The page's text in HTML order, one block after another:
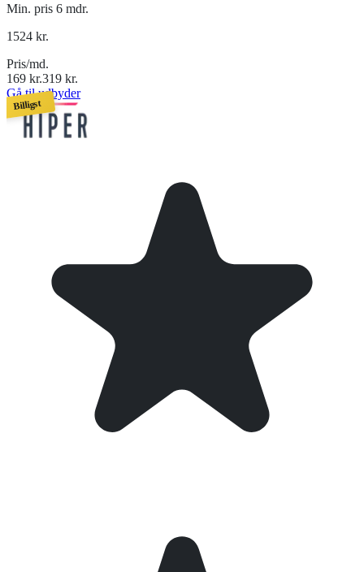
Min. pris 6 mdr.
1524 kr.
Pris/md.
169 kr.319 kr.
Gå til udbyder
Billigst